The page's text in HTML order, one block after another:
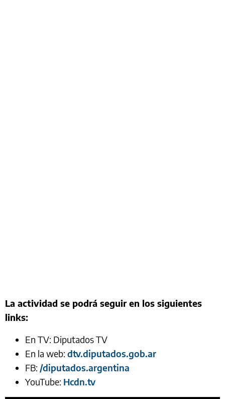
La actividad se podrá seguir en los siguientes
links:
En TV: Diputados TV
En la web: dtv.diputados.gob.ar
FB: /diputados.argentina
YouTube: Hcdn.tv